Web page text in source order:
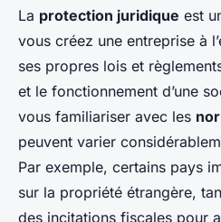
La protection juridique est
vous créez une entreprise à
ses propres lois et
et le fonctionnement d’une
vous familiariser avec les
peuvent varier
Par exemple, certains pays
sur la propriété étrangère,
des incitations fiscales pour